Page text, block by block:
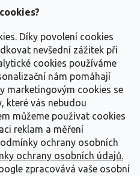
Díky povolení cookies
nevšední zážitek při
cookies používáme
nám pomáhají
marketingovým cookies se
které vás nebudou
můžeme používat cookies
reklam a měření
ochrany osobních
ochrany osobních údajů.
zpracovává vaše osobní
jako
pevností plodů a
což oceníte, pokud
odrůdy 'Kimberly'
svými velkými, lesklými
z katalogu a chutnají
'Cory'a 'Elianny'jsou
hledají vyváženost mezi
vůči chorobám